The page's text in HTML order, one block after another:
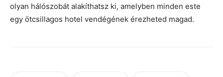
olyan hálószobát alakíthatsz ki, amelyben minden este
egy ötcsillagos hotel vendégének érezheted magad.